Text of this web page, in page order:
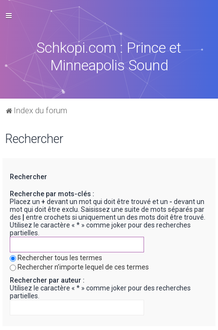
Schkopi.com : Prince et
Minneapolis Sound
Index du forum
Rechercher
Rechercher
Recherche par mots-clés :
Placez un + devant un mot qui doit être trouvé et un - devant un
mot qui doit être exclu. Saisissez une suite de mots séparés par
des
entre crochets si uniquement un des mots doit être trouvé.
Utilisez le caractère « * » comme joker pour des recherches
partielles.
Rechercher tous les termes
Rechercher n’importe lequel de ces termes
Rechercher par auteur :
Utilisez le caractère « * » comme joker pour des recherches
partielles.